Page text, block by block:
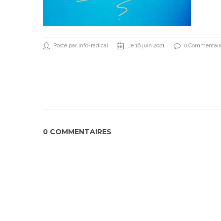
Posté par info-radical Le 16 juin 2021 0
0 COMMENTAIRES